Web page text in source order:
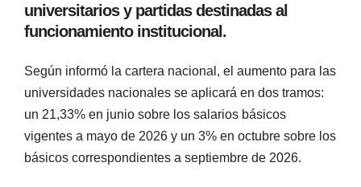
universitarios y partidas destinadas al
funcionamiento institucional.
Según informó la cartera nacional, el aumento para las
universidades nacionales se aplicará en dos tramos:
un 21,33% en junio sobre los salarios básicos
vigentes a mayo de 2026 y un 3% en octubre sobre los
básicos correspondientes a septiembre de 2026.